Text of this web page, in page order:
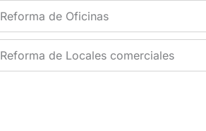
Reforma de Oficinas
Reforma de Locales comerciales